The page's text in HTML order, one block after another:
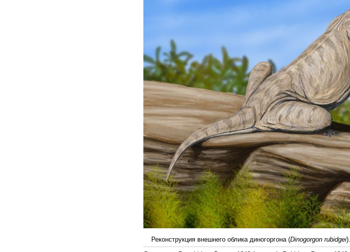
Реконструкция внешнего облика диногоргона (Dinogorgon rubidgei